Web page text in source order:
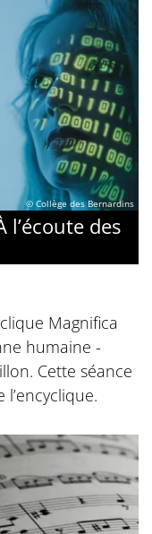
© Collège des Bernardins
des
Magnifica
humaine -
Cette séance